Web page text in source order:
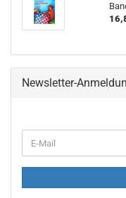
Newsletter-
ZUR
E-
Mail